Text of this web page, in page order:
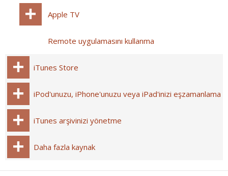
Apple TV
Remote uygulamasını kullanma
iTunes Store
iPod'unuzu, iPhone'unuzu veya iPad'inizi eşzamanlama
iTunes arşivinizi yönetme
Daha fazla kaynak